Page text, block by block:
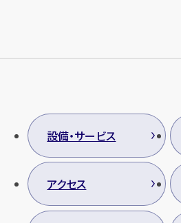
設備・サービス
アクセス